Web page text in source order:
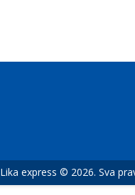
Lika express © 2026. Sva